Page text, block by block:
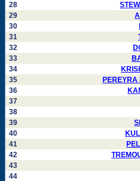
28
29
30
31
32
33
34
35
36
37
38
39
40
41
42
43
44